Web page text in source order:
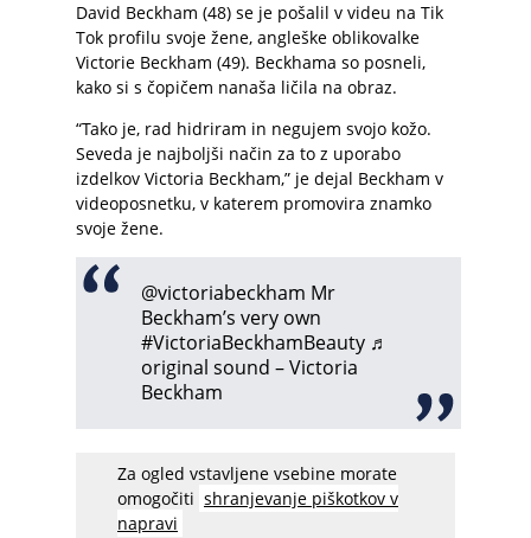
David Beckham (48) se je pošalil v videu na Tik
Tok profilu svoje žene, angleške oblikovalke
Victorie Beckham (49). Beckhama so posneli,
kako si s čopičem nanaša ličila na obraz.
“Tako je, rad hidriram in negujem svojo kožo.
Seveda je najboljši način za to z uporabo
izdelkov Victoria Beckham,” je dejal Beckham v
videoposnetku, v katerem promovira znamko
svoje žene.
@victoriabeckham Mr
Beckham’s very own
#VictoriaBeckhamBeauty ♬
original sound – Victoria
Beckham
Za ogled vstavljene vsebine morate
omogočiti shranjevanje piškotkov v
napravi